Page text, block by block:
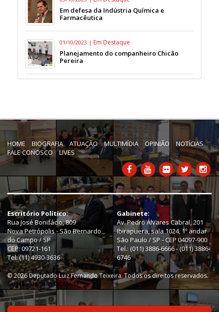
Em defesa da Indústria Química e
Farmacêutica
01/10/2023 | Em Destaque
Planejamento do companheiro Chicão
Pereira
HOME BIOGRAFIA ATUAÇÃO MULTIMÍDIA OPINIÃO
NOTÍCIAS
FALE CONOSCO
LIVES
Escritório Político:
Rua José Bonifácio, 809
Nova Petrópolis - São Bernardo
do Campo / SP
CEP: 09721-161
Tel: (11) 4930-3636
Gabinete:
Av. Pedro Álvares Cabral, 201
Ibirapuera, sala 1024, 1º andar
São Paulo / SP - CEP 04097-900
Tel.: (011) 3886-6666 - (011) 3886-
6746
© 2026 Deputado Luiz Fernando Teixeira. Todos os direitos reservados.
Criação de sites MIDIASIM